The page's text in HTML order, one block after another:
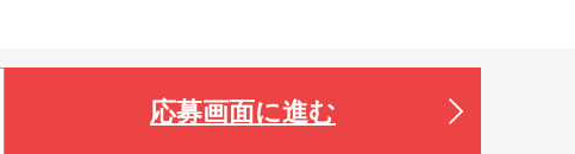
応募画面に進む